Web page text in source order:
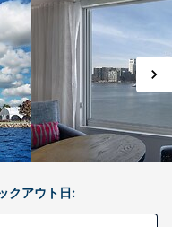
クアウト日: